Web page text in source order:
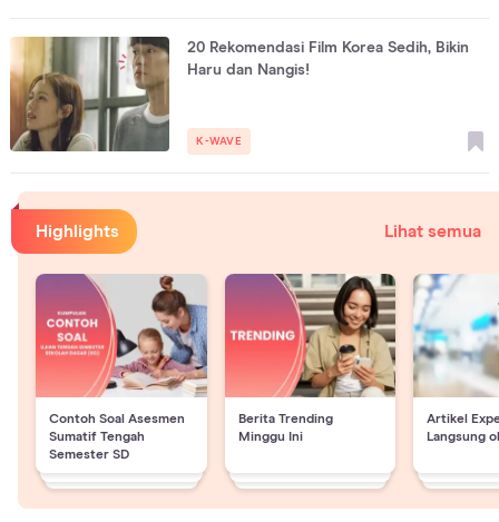
20 Rekomendasi Film Korea Sedih, Bikin
Haru dan Nangis!
K-WAVE
Highlights Lihat semua
Contoh Soal Asesmen
Sumatif Tengah
Semester SD
Berita Trending
Minggu Ini
Artikel
Langsung